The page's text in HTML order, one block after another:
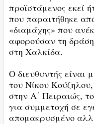
προϊστάμενος εκεί
που παραιτήθηκε
«διαμάχης» που
αφορούσαν τη
στη Χαλκίδα.
Ο διευθυντής είναι
του Νίκου
στην Α΄ Πειραιώς,
για συμμετοχή σε
απομακρυσμένο